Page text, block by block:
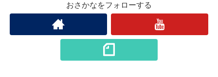
おさかなをフォローする